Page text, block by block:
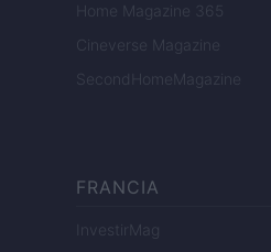
Home Magazine 365
Cineverse Magazine
SecondHomeMagazine
FRANCIA
InvestirMag